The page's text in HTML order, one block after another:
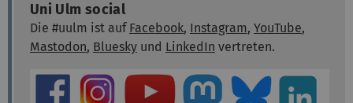
Uni Ulm social
Die #uulm ist auf Facebook, Instagram, YouTube,
Mastodon, Bluesky und LinkedIn vertreten.